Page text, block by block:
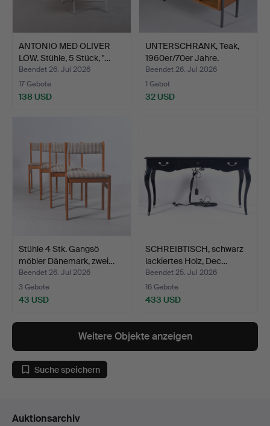
ANTONIO MED OLIVER
LÖW. Stühle, 5 Stück, "…
Beendet 26. Jul 2026
17 Gebote
138 USD
UNTERSCHRANK, Teak,
1960er/70er Jahre.
Beendet 26. Jul 2026
1 Gebot
32 USD
Stühle 4 Stk. Gangsö
möbler Dänemark, zwei…
Beendet 26. Jul 2026
3 Gebote
43 USD
SCHREIBTISCH, schwarz
lackiertes Holz, Dec…
Beendet 25. Jul 2026
16 Gebote
433 USD
Weitere Objekte anzeigen
Suche speichern
Auktionsarchiv